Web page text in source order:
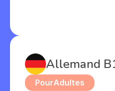
Allemand
PourAdultes